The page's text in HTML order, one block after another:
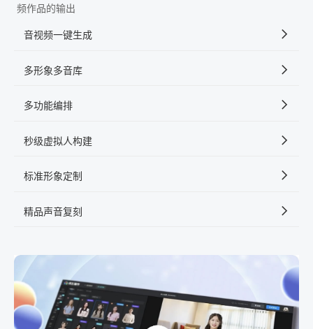
频作品的输出
音视频一键生成
多形象多音库
多功能编排
秒级虚拟人构建
标准形象定制
精品声音复刻